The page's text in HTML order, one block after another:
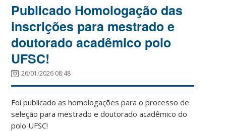
Publicado Homologação das
inscrições para mestrado e
doutorado acadêmico polo
UFSC!
26/01/2026 08:48
Foi publicado as homologações para o processo de
seleção para mestrado e doutorado acadêmico do
polo UFSC!